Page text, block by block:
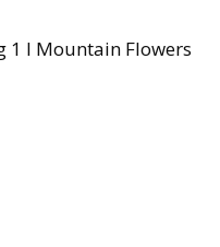
1 l Mountain Flowers